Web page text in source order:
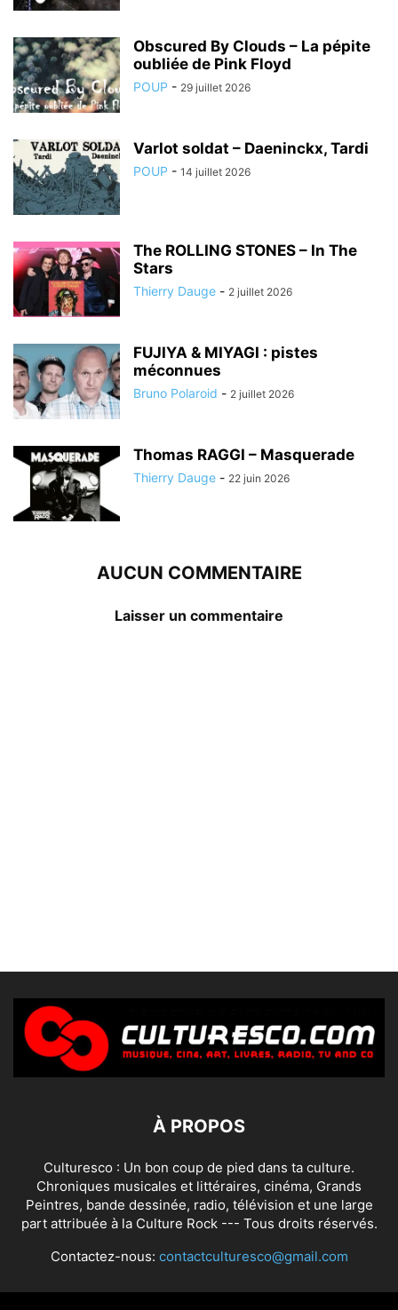
Obscured By Clouds – La pépite
oubliée de Pink Floyd
POUP - 29 juillet 2026
Varlot soldat – Daeninckx, Tardi
POUP - 14 juillet 2026
The ROLLING STONES – In The
Stars
Thierry Dauge - 2 juillet 2026
FUJIYA & MIYAGI : pistes
méconnues
Bruno Polaroid - 2 juillet 2026
Thomas RAGGI – Masquerade
Thierry Dauge - 22 juin 2026
AUCUN COMMENTAIRE
Laisser un commentaire
À PROPOS
Culturesco : Un bon coup de pied dans ta culture.
Chroniques musicales et littéraires, cinéma, Grands
Peintres, bande dessinée, radio, télévision et une large
part attribuée à la Culture Rock --- Tous droits réservés.
Contactez-nous: contactculturesco@gmail.com